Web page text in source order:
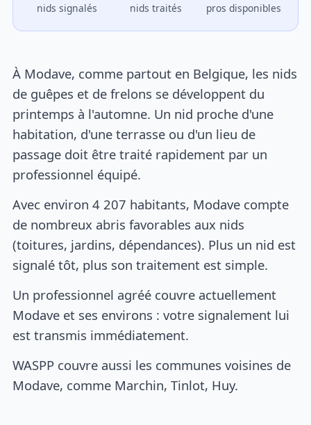
nids signalés nids traités pros disponibles
À Modave, comme partout en Belgique, les nids
de guêpes et de frelons se développent du
printemps à l'automne. Un nid proche d'une
habitation, d'une terrasse ou d'un lieu de
passage doit être traité rapidement par un
professionnel équipé.
Avec environ 4 207 habitants, Modave compte
de nombreux abris favorables aux nids
(toitures, jardins, dépendances). Plus un nid est
signalé tôt, plus son traitement est simple.
Un professionnel agréé couvre actuellement
Modave et ses environs : votre signalement lui
est transmis immédiatement.
WASPP couvre aussi les communes voisines de
Modave, comme Marchin, Tinlot, Huy.